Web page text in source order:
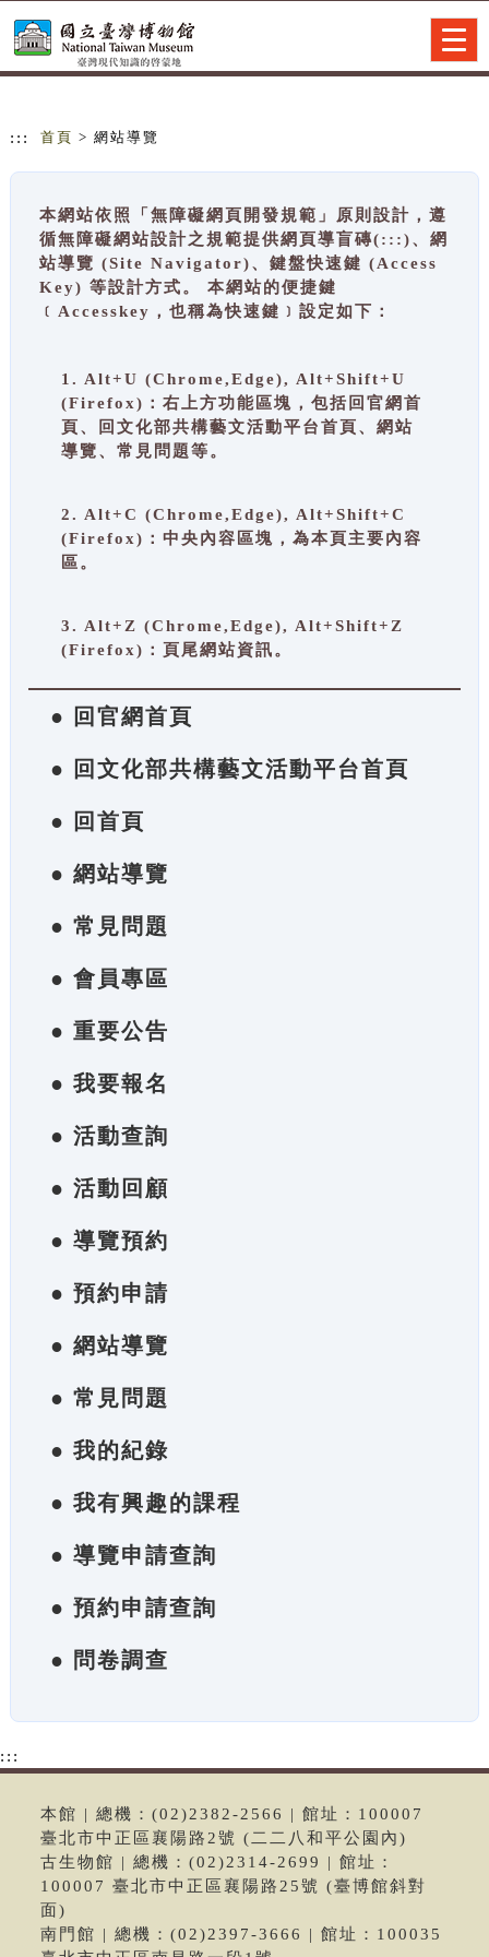
::: 首頁 > 網站導覽
本網站依照「無障礙網頁開發規範」原則設計，遵
循無障礙網站設計之規範提供網頁導盲磚(:::)、網
站導覽 (Site Navigator)、鍵盤快速鍵 (Access
Key) 等設計方式。 本網站的便捷鍵
﹝Accesskey，也稱為快速鍵﹞設定如下：
1. Alt+U (Chrome,Edge), Alt+Shift+U
(Firefox)：右上方功能區塊，包括回官網首
頁、回文化部共構藝文活動平台首頁、網站
導覽、常見問題等。
2. Alt+C (Chrome,Edge), Alt+Shift+C
(Firefox)：中央內容區塊，為本頁主要內容
區。
3. Alt+Z (Chrome,Edge), Alt+Shift+Z
(Firefox)：頁尾網站資訊。
● 回官網首頁
● 回文化部共構藝文活動平台首頁
● 回首頁
● 網站導覽
● 常見問題
● 會員專區
● 重要公告
● 我要報名
● 活動查詢
● 活動回顧
● 導覽預約
● 預約申請
● 網站導覽
● 常見問題
● 我的紀錄
● 我有興趣的課程
● 導覽申請查詢
● 預約申請查詢
● 問卷調查
:::
本館 | 總機：(02)2382-2566 | 館址：100007
臺北市中正區襄陽路2號 (二二八和平公園內)
古生物館 | 總機：(02)2314-2699 | 館址：
100007 臺北市中正區襄陽路25號 (臺博館斜對
面)
南門館 | 總機：(02)2397-3666 | 館址：100035